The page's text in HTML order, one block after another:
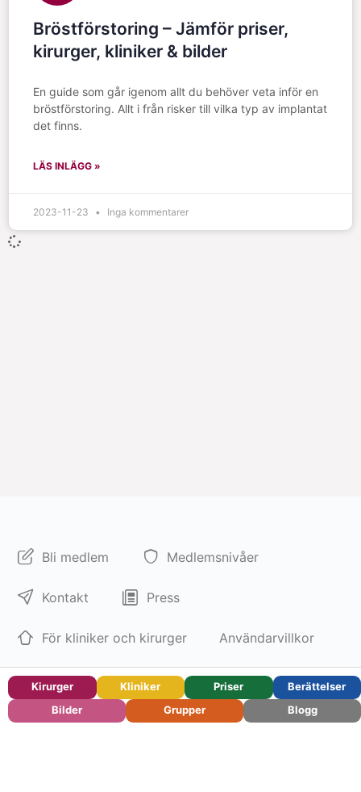
Bröstförstoring – Jämför priser,
kirurger, kliniker & bilder
En guide som går igenom allt du behöver veta inför en
bröstförstoring. Allt i från risker till vilka typ av implantat
det finns.
LÄS INLÄGG »
2023-11-23 Inga kommentarer
Kirurger Kliniker Priser
Berättelser
Bilder
Grupper Blogg
Bli medlem Medlemsnivåer
Kontakt Press
För kliniker och kirurger Användarvillkor
Integritetspolicy
Om
© 2026 – Ranisty – Din